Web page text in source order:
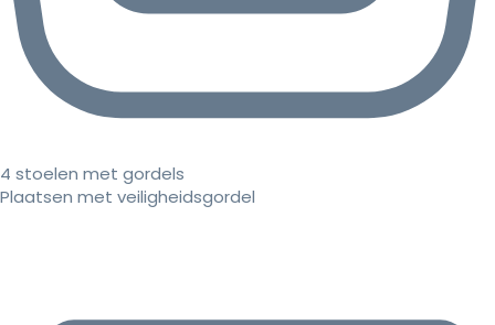
4 stoelen met gordels
Plaatsen met veiligheidsgordel